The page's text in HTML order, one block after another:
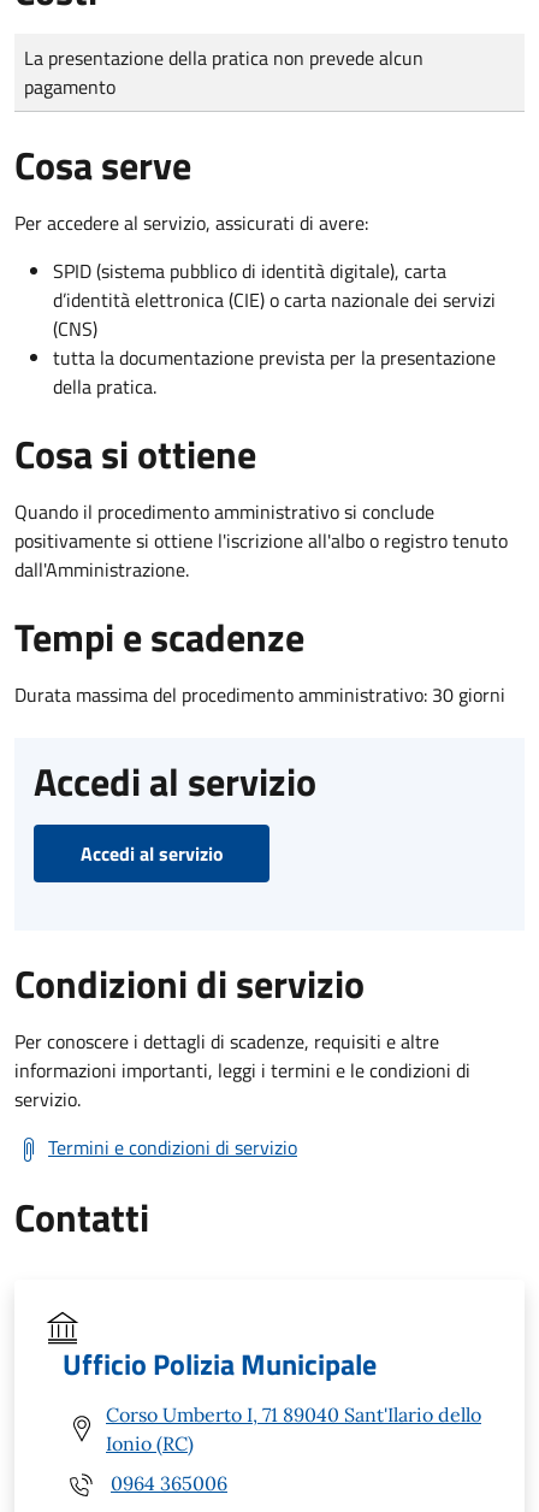
Tipo di pagamento
Importo
La presentazione della pratica non prevede alcun
pagamento
Cosa serve
Per accedere al servizio, assicurati di avere:
SPID (sistema pubblico di identità digitale), carta
d’identità elettronica (CIE) o carta nazionale dei servizi
(CNS)
tutta la documentazione prevista per la presentazione
della pratica.
Cosa si ottiene
Quando il procedimento amministrativo si conclude
positivamente si ottiene l'iscrizione all'albo o registro tenuto
dall'Amministrazione.
Tempi e scadenze
Durata massima del procedimento amministrativo: 30 giorni
Accedi al servizio
Accedi al servizio
Condizioni di servizio
Per conoscere i dettagli di scadenze, requisiti e altre
informazioni importanti, leggi i termini e le condizioni di
servizio.
Termini e condizioni di servizio
Contatti
Ufficio Polizia Municipale
Corso Umberto I, 71 89040 Sant'Ilario dello
Ionio (RC)
0964 365006